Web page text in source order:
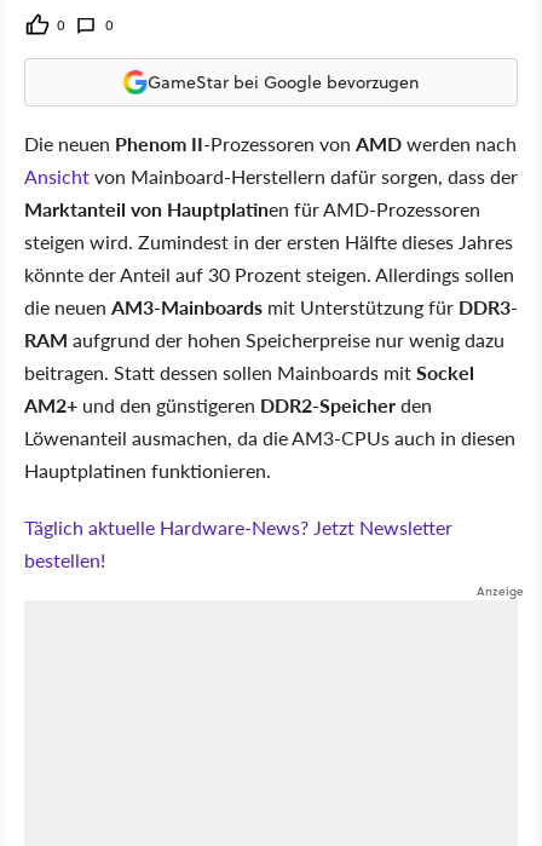
0 0
GameStar bei Google bevorzugen
Die neuen Phenom II-Prozessoren von AMDwerden nach
Ansichtvon Mainboard-Herstellern dafür sorgen, dass der
Marktanteil von Hauptplatinen für AMD-Prozessoren
steigen wird. Zumindest in der ersten Hälfte dieses Jahres
könnte der Anteil auf 30 Prozent steigen. Allerdings sollen
die neuen AM3-Mainboards mit Unterstützung für DDR3-
RAM aufgrund der hohen Speicherpreise nur wenig dazu
beitragen. Statt dessen sollen Mainboards mitSockel
AM2+ und den günstigeren DDR2-Speicherden
Löwenanteil ausmachen, da die AM3-CPUs auch in diesen
Hauptplatinen funktionieren.
Täglich aktuelle Hardware-News? Jetzt Newsletter
bestellen!